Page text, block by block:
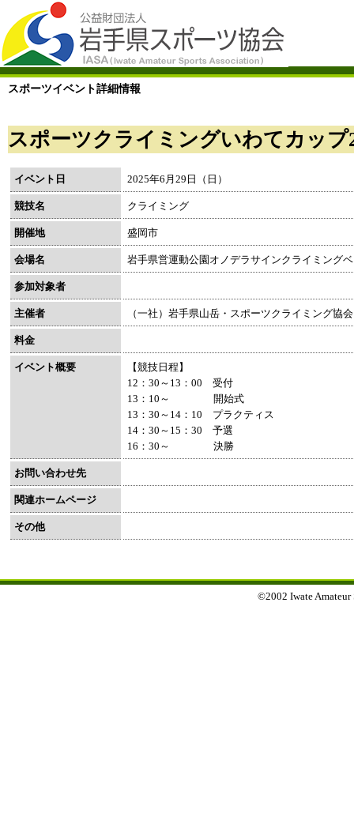
スポーツイベント詳細情報
スポーツクライミングいわてカップ
イベント日 2025年6月29日（日）
競技名 クライミング
開催地 盛岡市
会場名 岩手県営運動公園オノデラサインクライミング
参加対象者
主催者 （一社）岩手県山岳・スポーツクライミング協会
料金
イベント概要
【競技日程】
12：30～13：00 受付
13：10～ 開始式
13：30～14：10 プラクティス
14：30～15：30 予選
16：30～ 決勝
お問い合わせ先
関連ホームページ
その他
©2002 Iwate Amateur